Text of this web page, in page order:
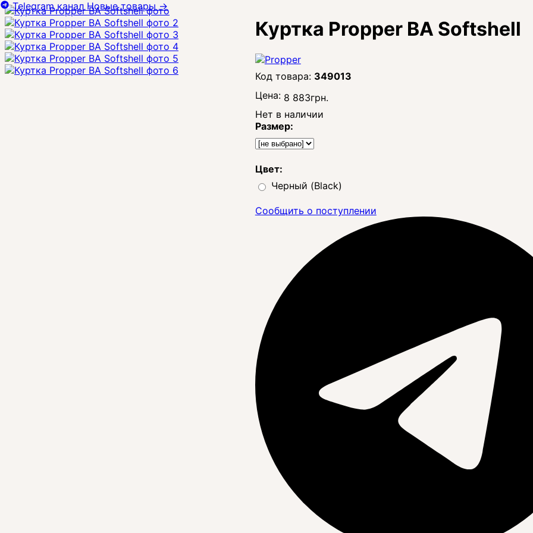
Куртка Propper BA Softshell
349013
Цена: 8 883грн.
Нет в наличии
Размер:
Цвет:
Черный (Black)
Сообщить о поступлении
Telegram канал Новые товары→